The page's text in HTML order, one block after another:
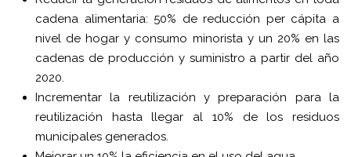
cadena alimentaria: 50% de reducción per cápita a
nivel de hogar y consumo minorista y un 20% en las
cadenas de producción y suministro a partir del año
2020.
Incrementar la reutilización y preparación para la
reutilización hasta llegar al 10% de los residuos
municipales generados.